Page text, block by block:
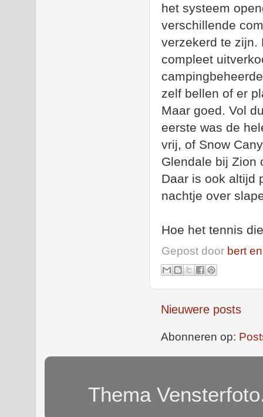
het systeem
verschillende
verzekerd te zijn.
compleet
zelf bellen of er
Maar goed. Vol
eerste was de
vrij, of Snow
Glendale bij Zion
Daar is ook altijd
nachtje over
Hoe het tennis
Gepost door bert
Nieuwere posts
Abonneren op:
Thema